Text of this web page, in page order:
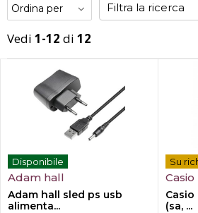
Filtra la ricerca
Vedi 1-12 di 12
Disponibile
Adam hall
Adam hall sled ps usb
alimenta...
Su
Casio
Casio
(sa, ...